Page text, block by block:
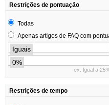
Restrições de pontuação
Todas
Apenas artigos de FAQ com
Iguais
0%
ex. Igual a
Restrições de tempo